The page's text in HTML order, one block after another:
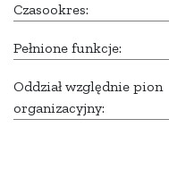
Czasookres:
Pełnione funkcje:
Oddział względnie pion
organizacyjny: